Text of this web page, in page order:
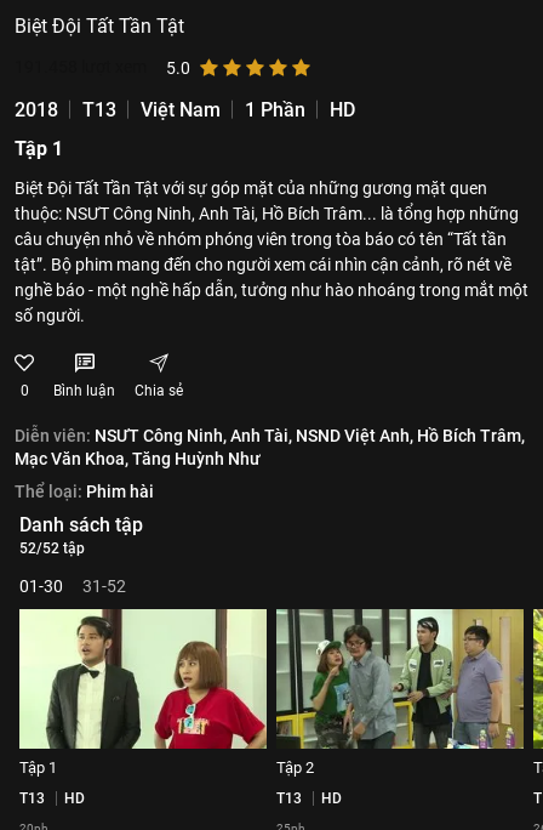
Biệt Đội Tất Tần Tật
5.0
2018 T13 Việt Nam 1 Phần
HD
Tập 1
Biệt Đội Tất Tần Tật với sự góp mặt của những gương mặt quen
thuộc: NSƯT Công Ninh, Anh Tài, Hồ Bích Trâm... là tổng hợp những
câu chuyện nhỏ về nhóm phóng viên trong tòa báo có tên “Tất tần
tật”. Bộ phim mang đến cho người xem cái nhìn cận cảnh, rõ nét về
nghề báo - một nghề hấp dẫn, tưởng như hào nhoáng trong mắt một
số người.
0 Bình luận Chia sẻ
Diễn viên: NSƯT Công Ninh,Anh Tài, NSND Việt Anh, Hồ Bích Trâm,
Mạc Văn Khoa,Tăng Huỳnh Như
Thể loại: Phim hài
Danh sách tập
52/52 tập
01-30 31-52
Tập 1
T13 HD
Tập 2
T13 HD